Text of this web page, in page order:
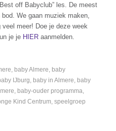
off Babyclub” les. De meest
We gaan muziek maken,
meer! Doe je deze week
je je HIERaanmelden.
baby Almere
baby
IJburg baby in Almere
baby
baby-ouder programma
Kind Centrum speelgroep